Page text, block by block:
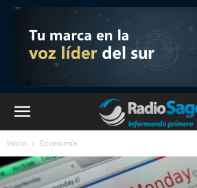
Inicio Economía